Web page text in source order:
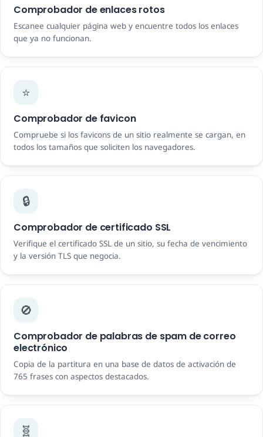
Comprobador de enlaces rotos
Escanee cualquier página web y encuentre todos los enlaces
que ya no funcionan.
⭐
Comprobador de favicon
Compruebe si los favicons de un sitio realmente se cargan, en
todos los tamaños que soliciten los navegadores.
🔒
Comprobador de certificado SSL
Verifique el certificado SSL de un sitio, su fecha de vencimiento
y la versión TLS que negocia.
🚫
Comprobador de palabras de spam de correo
electrónico
Copia de la partitura en una base de datos de activación de
765 frases con aspectos destacados.
🧬